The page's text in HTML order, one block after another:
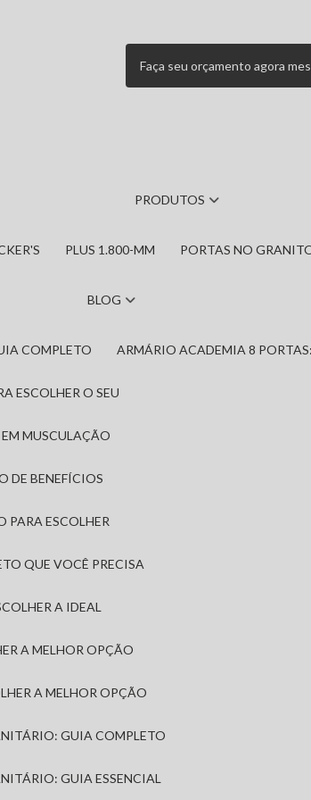
Faça seu orçamento agora
PRODUTOS
PLUS 1.800-MM PORTAS NO
BLOG
COMPLETO ARMÁRIO ACADEMIA 8
ESCOLHER O SEU
MUSCULAÇÃO
DE BENEFÍCIOS
PARA ESCOLHER
QUE VOCÊ PRECISA
A IDEAL
A MELHOR OPÇÃO
A MELHOR OPÇÃO
GUIA COMPLETO
GUIA ESSENCIAL